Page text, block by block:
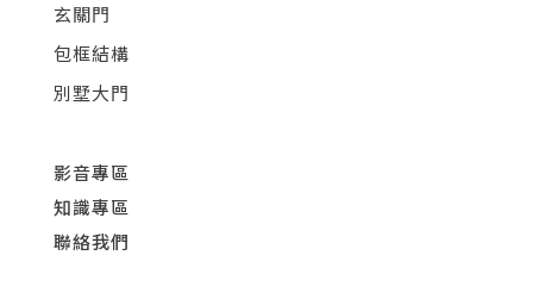
玄關門
包框結構
別墅大門
影音專區
知識專區
聯絡我們